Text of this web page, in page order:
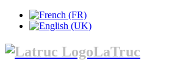
LaTruc